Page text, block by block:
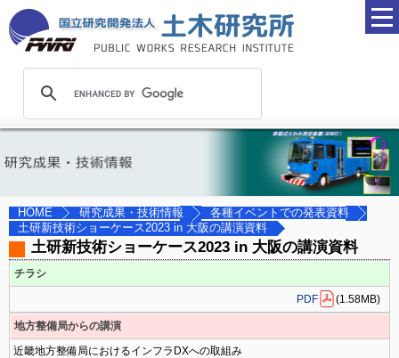
HOME 研究成果・技術情報
各種イベントでの発表資料
土研新技術ショーケース2023 in 大阪の講演資料
土研新技術ショーケース2023 in 大阪の講演資料
チラシ
PDF (1.58MB)
地方整備局からの講演
近畿地方整備局におけるインフラDXへの取組み